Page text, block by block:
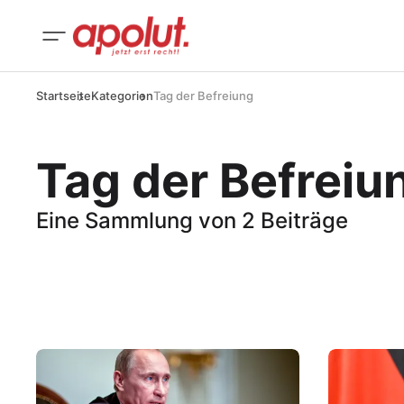
StartseiteKategorienTag der Befreiung
Tag der
Eine Sammlung von 2 Beiträge